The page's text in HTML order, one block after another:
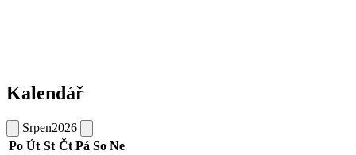
Kalendář
Srpen2026
Po Út St Čt Pá So Ne